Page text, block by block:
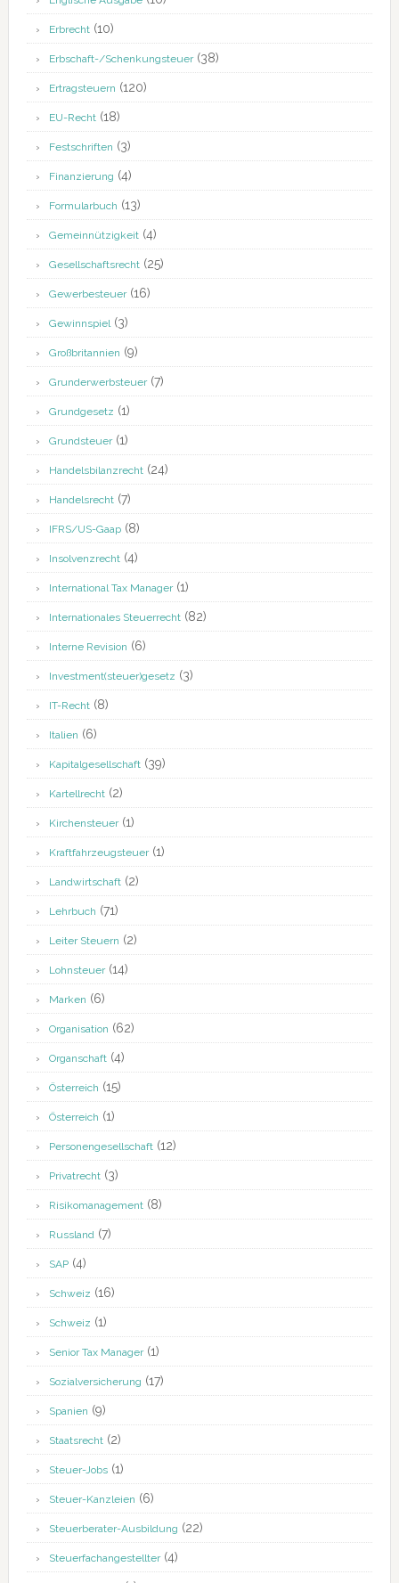
Erbrecht(10)
Erbschaft-/Schenkungsteuer(38)
Ertragsteuern (120)
EU-Recht(18)
Festschriften (3)
Finanzierung (4)
Formularbuch (13)
Gemeinnützigkeit(4)
Gesellschaftsrecht(25)
Gewerbesteuer(16)
Gewinnspiel(3)
Großbritannien (9)
Grunderwerbsteuer(7)
Grundgesetz (1)
Grundsteuer(1)
Handelsbilanzrecht(24)
Handelsrecht(7)
IFRS/US-Gaap(8)
Insolvenzrecht(4)
International Tax Manager(1)
Internationales Steuerrecht(82)
Interne Revision (6)
Investment(steuer)gesetz (3)
IT-Recht(8)
Italien (6)
Kapitalgesellschaft(39)
Kartellrecht(2)
Kirchensteuer(1)
Kraftfahrzeugsteuer(1)
Landwirtschaft(2)
Lehrbuch (71)
Leiter Steuern (2)
Lohnsteuer(14)
Marken (6)
Organisation (62)
Organschaft(4)
Österreich (15)
Österreich (1)
Personengesellschaft(12)
Privatrecht(3)
Risikomanagement(8)
Russland(7)
SAP(4)
Schweiz (16)
Schweiz (1)
Senior Tax Manager(1)
Sozialversicherung (17)
Spanien (9)
Staatsrecht(2)
Steuer-Jobs(1)
Steuer-Kanzleien (6)
Steuerberater-Ausbildung (22)
Steuerfachangestellter(4)